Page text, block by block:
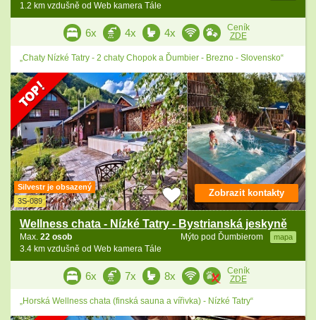
1.2 km vzdušně od Web kamera Tále
6x 4x 4x
Ceník
ZDE
„Chaty Nízké Tatry - 2 chaty Chopok a Ďumbier - Brezno - Slovensko“
Silvestr je obsazený
3S-089
Wellness chata - Nízké Tatry - Bystrianská jeskyně
Mýto pod Ďumbierom mapa
Max. 22 osob
3.4 km vzdušně od Web kamera Tále
Zobrazit kontakty
6x 7x 8x
Ceník
ZDE
„Horská Wellness chata (finská sauna a vířivka) - Nízké Tatry“